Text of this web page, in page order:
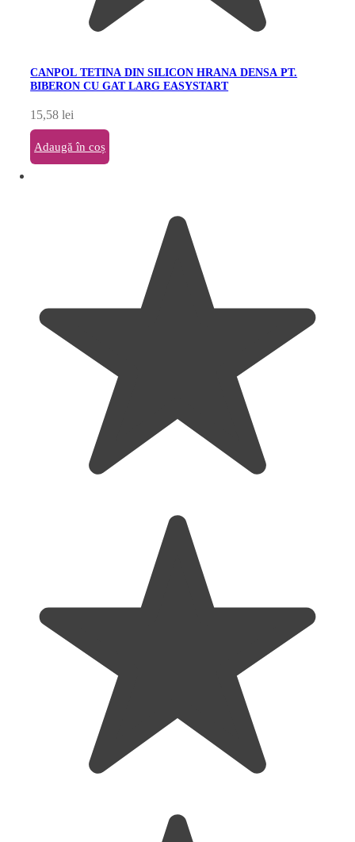
CANPOL TETINA DIN SILICON HRANA DENSA PT.
BIBERON CU GAT LARG EASYSTART
15,58lei
Adaugă în coș